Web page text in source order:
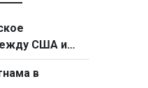
США и
в